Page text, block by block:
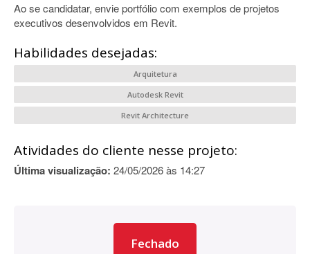
Ao se candidatar, envie portfólio com exemplos de projetos
executivos desenvolvidos em Revit.
Habilidades desejadas:
Arquitetura
Autodesk Revit
Revit Architecture
Atividades do cliente nesse projeto:
Última visualização: 24/05/2026 às 14:27
Fechado